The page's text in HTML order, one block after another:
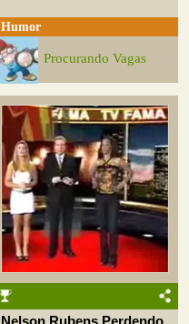
Humor
Procurando Vagas
Nelson Rubens Perdendo